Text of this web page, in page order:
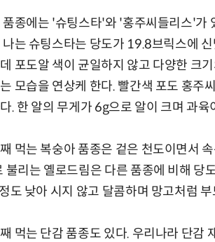
품종에는 '슈팅스타'와 '홍주씨들리스'가
나는 슈팅스타는 당도가 19.8브릭스에
포도알 색이 균일하지 않고 다양한 크
모습을 연상케 한다. 빨간색 포도 홍
. 한 알의 무게가 6g으로 알이 크며 과육
먹는 복숭아 품종은 겉은 천도이면서
불리는 옐로드림은 다른 품종에 비해
도 낮아 시지 않고 달콤하며 망고처럼
먹는 단감 품종도 있다. 우리나라 단감